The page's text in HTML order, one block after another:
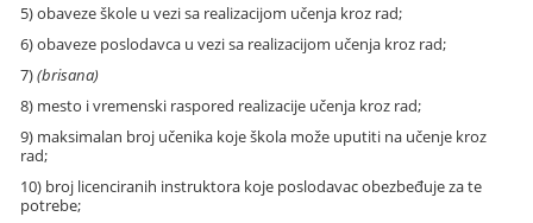
5) obaveze škole u vezi sa realizacijom učenja kroz rad;
6) obaveze poslodavca u vezi sa realizacijom učenja kroz rad;
7)(brisana)
8) mesto i vremenski raspored realizacije učenja kroz rad;
9) maksimalan broj učenika koje škola može uputiti na učenje kroz
rad;
10) broj licenciranih instruktora koje poslodavac obezbeđuje za te
potrebe;